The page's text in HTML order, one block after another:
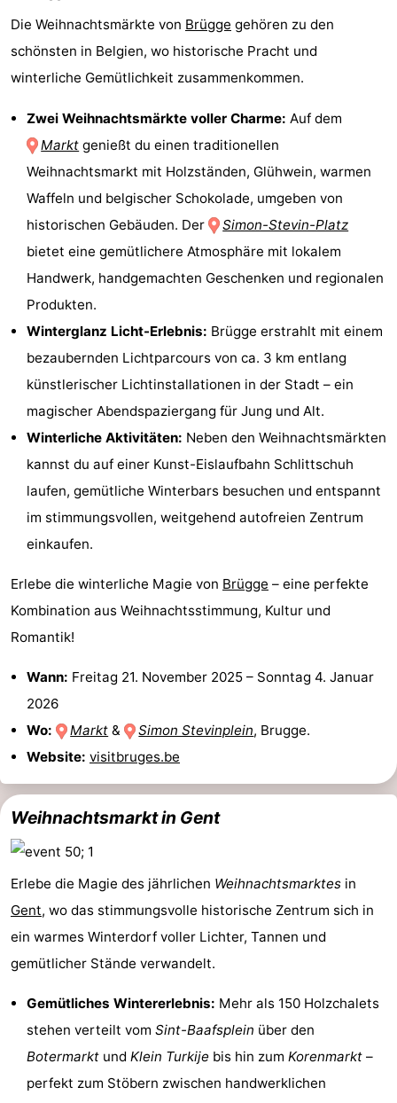
Parken
Reisebuchshop
Medizin
Zeeland
Walcheren
Veere
Domburg
Zoutelande
-
Vlissingen
Middelburg
Zeeuws-
Vlaanderen
Breskens
Sluis
Cadzand
-
Retranchement
-
Het
Zwin
Brügge
-
Küste
-
Knokke-
-
Blankenberge
-
Wenduine
Wetter
Die Weihnachtsmärkte von Brügge gehören zu den
schönsten in Belgien, wo historische Pracht und
winterliche Gemütlichkeit zusammenkommen.
Zwei Weihnachtsmärkte voller Charme: Auf dem
Markt genießt du einen traditionellen
Weihnachtsmarkt mit Holzständen, Glühwein, warmen
Waffeln und belgischer Schokolade, umgeben von
historischen Gebäuden. Der
Simon-Stevin-Platz
bietet eine gemütlichere Atmosphäre mit lokalem
Handwerk, handgemachten Geschenken und regionalen
Produkten.
Winterglanz Licht-Erlebnis: Brügge erstrahlt mit einem
bezaubernden Lichtparcours von ca. 3 km entlang
künstlerischer Lichtinstallationen in der Stadt – ein
magischer Abendspaziergang für Jung und Alt.
Winterliche Aktivitäten: Neben den Weihnachtsmärkten
kannst du auf einer Kunst-Eislaufbahn Schlittschuh
laufen, gemütliche Winterbars besuchen und entspannt
im stimmungsvollen, weitgehend autofreien Zentrum
einkaufen.
Erlebe die winterliche Magie von Brügge – eine perfekte
Kombination aus Weihnachtsstimmung, Kultur und
Romantik!
Wann: Freitag 21. November 2025 – Sonntag 4. Januar
2026
Wo:
Markt & Simon Stevinplein, Brugge.
Website: visitbruges.be
Weihnachtsmarkt in Gent
Erlebe die Magie des jährlichen Weihnachtsmarktes in
Gent, wo das stimmungsvolle historische Zentrum sich in
ein warmes Winterdorf voller Lichter, Tannen und
gemütlicher Stände verwandelt.
Gemütliches Wintererlebnis: Mehr als 150 Holzchalets
stehen verteilt vom Sint-Baafsplein über den
Botermarkt und Klein Turkije bis hin zum Korenmarkt –
perfekt zum Stöbern zwischen handwerklichen